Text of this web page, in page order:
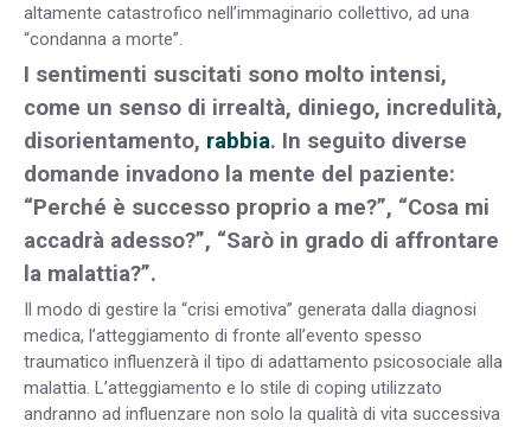
altamente catastrofico nell’immaginario collettivo, ad una
“condanna a morte”.
I sentimenti suscitati sono molto intensi,
come un senso di irrealtà, diniego, incredulità,
disorientamento, rabbia. In seguito diverse
domande invadono la mente del paziente:
“Perché è successo proprio a me?”, “Cosa mi
accadrà adesso?”, “Sarò in grado di affrontare
la malattia?”.
Il modo di gestire la “crisi emotiva” generata dalla diagnosi
medica, l’atteggiamento di fronte all’evento spesso
traumatico influenzerà il tipo di adattamento psicosociale alla
malattia. L’atteggiamento e lo stile di coping utilizzato
andranno ad influenzare non solo la qualità di vita successiva